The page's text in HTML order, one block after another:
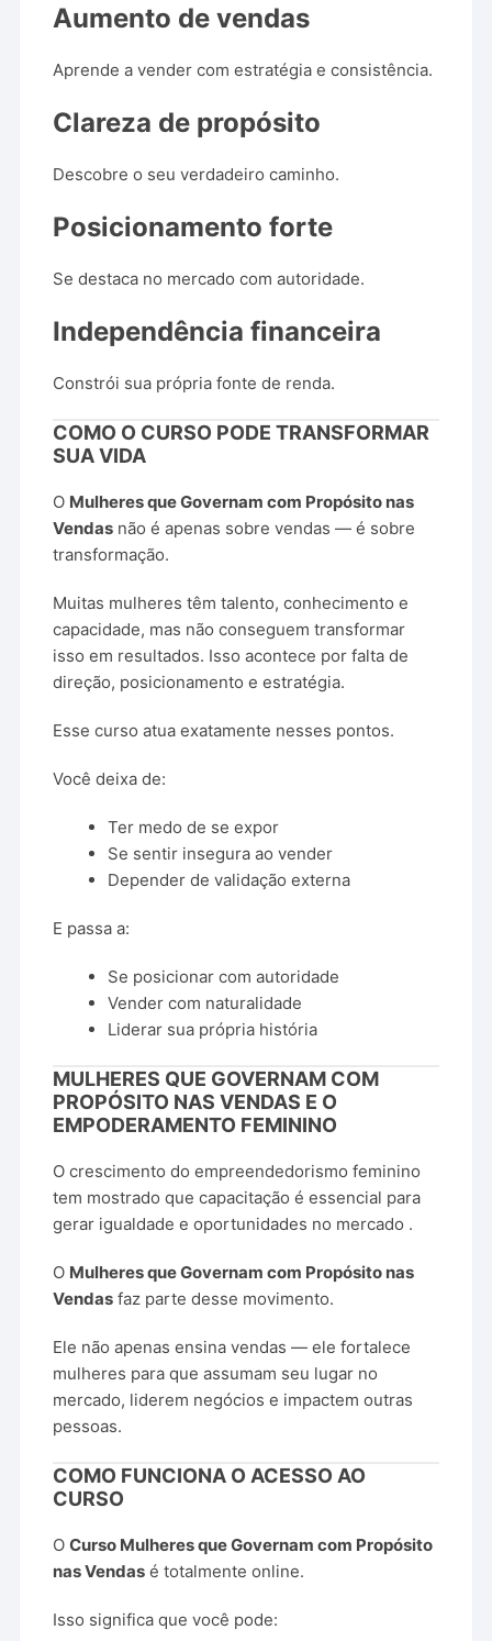
Aumento devendas
Aprendeavendercomestratégiaeconsistência.
Clareza de propósito
Descobreo seuverdadeirocaminho.
Posicionamentoforte
Sedestaca no mercadocomautoridade.
Independênciafinanceira
Constrói sua própriafontede renda.
COMO O CURSO PODETRANSFORMAR
SUAVIDA
O MulheresqueGovernamcom Propósito nas
Vendas nãoéapenas sobrevendas —é sobre
transformação.
Muitas mulherestêmtalento,conhecimentoe
capacidade, mas nãoconseguemtransformar
issoem resultados. Issoacontece porfaltade
direção, posicionamentoeestratégia.
Essecursoatuaexatamente nesses pontos.
Vocêdeixade:
Ter medode seexpor
Se sentir inseguraaovender
Dependerdevalidaçãoexterna
E passaa:
Se posicionarcomautoridade
Vendercom naturalidade
Liderar sua própria história
MULHERES QUE GOVERNAM COM
PROPÓSITO NASVENDAS E O
EMPODERAMENTO FEMININO
Ocrescimentodoempreendedorismofeminino
tem mostradoquecapacitaçãoéessencial para
gerar igualdadeeoportunidades no mercado .
O MulheresqueGovernamcom Propósito nas
Vendas faz partedesse movimento.
Ele nãoapenasensinavendas —elefortalece
mulheres paraqueassumam seu lugar no
mercado, liderem negóciose impactemoutras
pessoas.
COMO FUNCIONA O ACESSO AO
CURSO
OCurso MulheresqueGovernamcom Propósito
nasVendas étotalmenteonline.
Isso significaquevocê pode: